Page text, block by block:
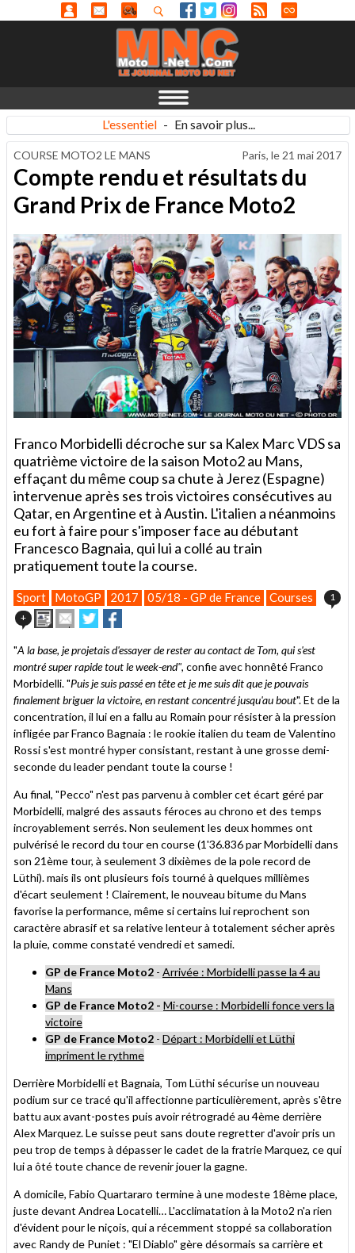
L'essentiel - En savoir plus...
COURSE MOTO2 LE MANS Paris, le 21 mai 2017
Compte rendu et résultats du
Grand Prix de France Moto2
Franco Morbidelli décroche sur sa Kalex Marc VDS sa
quatrième victoire de la saison Moto2 au Mans,
effaçant du même coup sa chute à Jerez (Espagne)
intervenue après ses trois victoires consécutives au
Qatar, en Argentine et à Austin. L'italien a néanmoins
eu fort à faire pour s'imposer face au débutant
Francesco Bagnaia, qui lui a collé au train
pratiquement toute la course.
Sport MotoGP 2017 05/18 - GP de France Courses
1
+
ImprimerEnvoyer
cet
à
un
ami
Partager
sur
sur
"A la base, je projetais d'essayer de rester au contact de Tom, qui s'est
montré super rapide tout le week-end", confie avec honnêté Franco
Morbidelli. "Puis je suis passé en tête et je me suis dit que je pouvais
finalement briguer la victoire, en restant concentré jusqu'au bout". Et de la
concentration, il lui en a fallu au Romain pour résister à la pression
infligée par Franco Bagnaia : le rookie italien du team de Valentino
Rossi s'est montré hyper consistant, restant à une grosse demi-
seconde du leader pendant toute la course !
Au final, "Pecco" n'est pas parvenu à combler cet écart géré par
Morbidelli, malgré des assauts féroces au chrono et des temps
incroyablement serrés. Non seulement les deux hommes ont
pulvérisé le record du tour en course (1'36.836 par Morbidelli dans
son 21ème tour, à seulement 3 dixièmes de la pole record de
Lüthi). mais ils ont plusieurs fois tourné à quelques millièmes
d'écart seulement ! Clairement, le nouveau bitume du Mans
favorise la performance, même si certains lui reprochent son
caractère abrasif et sa relative lenteur à totalement sécher après
la pluie, comme constaté vendredi et samedi.
GP de France Moto2 - Arrivée : Morbidelli passe la 4 au
Mans
GP de France Moto2 - Mi-course : Morbidelli fonce vers la
victoire
GP de France Moto2 - Départ : Morbidelli et Lüthi
impriment le rythme
Derrière Morbidelli et Bagnaia, Tom Lüthi sécurise un nouveau
podium sur ce tracé qu'il affectionne particulièrement, après s'être
battu aux avant-postes puis avoir rétrogradé au 4ème derrière
Alex Marquez. Le suisse peut sans doute regretter d'avoir pris un
peu trop de temps à dépasser le cadet de la fratrie Marquez, ce qui
lui a ôté toute chance de revenir jouer la gagne.
A domicile, Fabio Quartararo termine à une modeste 18ème place,
juste devant Andrea Locatelli… L'acclimatation à la Moto2 n'a rien
d'évident pour le niçois, qui a récemment stoppé sa collaboration
avec Randy de Puniet : "El Diablo" gère désormais sa carrière et